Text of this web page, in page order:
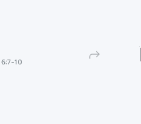
6:7-10